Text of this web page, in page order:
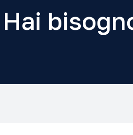
Hai